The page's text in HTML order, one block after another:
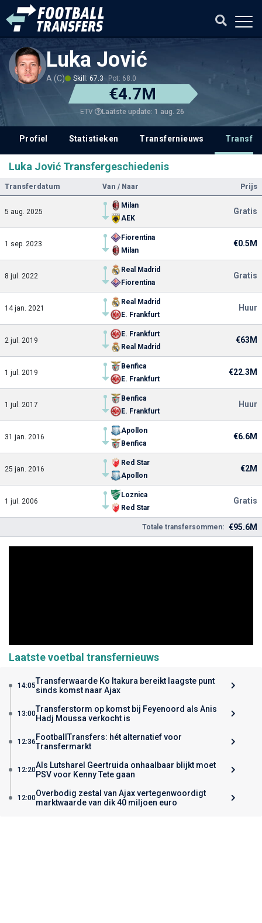
Luka Jović
A (C) Skill: 67.3 Pot: 68.0
€4.7M
ETV Laatste update: 1 aug. 26
Profiel Statistieken Transfernieuws
Luka Jović Transfergeschiedenis
Transferdatum Van / Naar Prijs
5 aug. 2025
Milan
AEK
Gratis
1 sep. 2023
Fiorentina
Milan
€0.5M
8 jul. 2022
Real Madrid
Fiorentina
Gratis
14 jan. 2021
Real Madrid
E. Frankfurt
Huur
2 jul. 2019
E. Frankfurt
Real Madrid
€63M
1 jul. 2019
Benfica
E. Frankfurt
€22.3M
1 jul. 2017
Benfica
E. Frankfurt
Huur
31 jan. 2016
Apollon
Benfica
€6.6M
25 jan. 2016
Red Star
Apollon
€2M
1 jul. 2006
Loznica
Red Star
Gratis
Totale transfersommen: €95.6M
Laatste voetbal transfernieuws
14:05Transferwaarde Ko Itakura bereikt laagste punt
sinds komst naar Ajax
13:00Transferstorm op komst bij Feyenoord als Anis
Hadj Moussa verkocht is
12:36FootballTransfers: hét alternatief voor
Transfermarkt
12:20Als Lutsharel Geertruida onhaalbaar blijkt moet
PSV voor Kenny Tete gaan
12:00Overbodig zestal van Ajax vertegenwoordigt
marktwaarde van dik 40 miljoen euro